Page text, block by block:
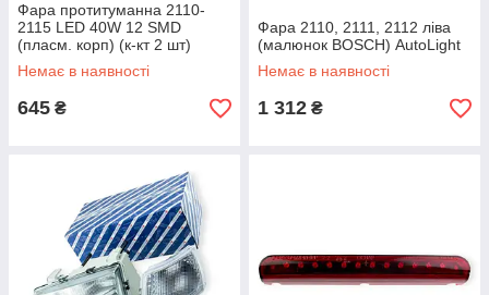
Фара протитуманна 2110-
2115 LED 40W 12 SMD
(пласм. корп) (к-кт 2 шт)
WATT
Немає в наявності
645 ₴
Фара 2110, 2111, 2112 ліва
(малюнок BOSCH) AutoLight
Немає в наявності
1 312 ₴